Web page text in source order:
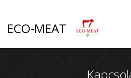
ECO-MEAT